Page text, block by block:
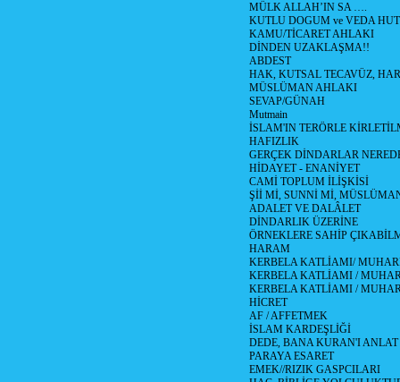
MÜLK ALLAH’IN SA ….
KUTLU DOGUM ve VEDA
KAMU/TİCARET AHLAKI
DİNDEN UZAKLAŞMA!!
ABDEST
HAK, KUTSAL TECAVÜZ,
MÜSLÜMAN AHLAKI
SEVAP/GÜNAH
Mutmain
İSLAM'IN TERÖRLE
HAFIZLIK
GERÇEK DİNDARLAR
HİDAYET - ENANİYET
CAMİ TOPLUM İLİŞKİSİ
Şİİ Mİ, SUNNİ Mİ,
ADALET VE DALÂLET
DİNDARLIK ÜZERİNE
ÖRNEKLERE SAHİP
HARAM
KERBELA KATLİAMI/
KERBELA KATLİAMI /
KERBELA KATLİAMI /
HİCRET
AF / AFFETMEK
İSLAM KARDEŞLİĞİ
DEDE, BANA KURAN'I ANLAT
PARAYA ESARET
EMEK//RIZIK GASPCILARI